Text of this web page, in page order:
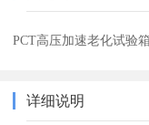
PCT高压加速老化试验箱
详细说明